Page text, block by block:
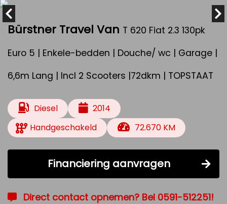
Bürstner Travel Van T 620 Fiat 2.3 130pk
Euro 5 | Enkele-bedden | Douche/ wc | Garage |
6,6m Lang | Incl 2 Scooters |72dkm | TOPSTAAT
Diesel
2014
Handgeschakeld
72.670 KM
Financiering aanvragen
Direct contact opnemen? Bel 0591-512251!